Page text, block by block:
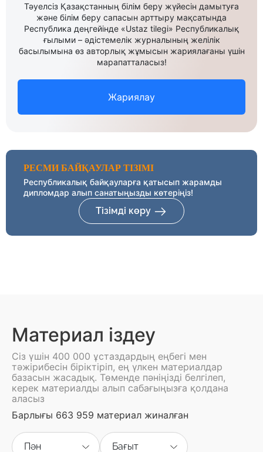
Тәуелсіз Қазақстанның білім беру жүйесін дамытуға
және білім беру сапасын арттыру мақсатында
Республика деңгейінде «Ustaz tilegi» Республикалық
ғылыми – әдістемелік журналының желілік
басылымына өз авторлық жұмысын жариялағаны үшін
марапатталасыз!
Жариялау
РЕСМИ БАЙҚАУЛАР ТІЗІМІ
Республикалық байқауларға қатысып жарамды
дипломдар алып санатыңызды көтеріңіз!
Тізімді көру
Материал іздеу
Сіз үшін 400 000 ұстаздардың еңбегі мен
тәжірибесін біріктіріп, ең үлкен материалдар
базасын жасадық. Төменде пәніңізді белгілеп,
керек материалды алып сабағыңызға қолдана
аласыз
Барлығы 663 959 материал жиналған
Пән Бағыт